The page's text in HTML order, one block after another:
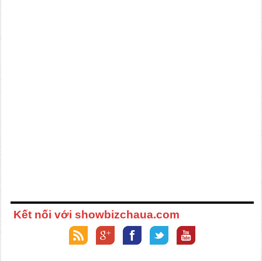
Kết nối với showbizchaua.com